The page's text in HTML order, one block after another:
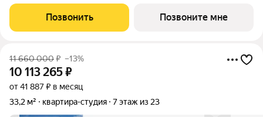
комплексе "Квартал Ивакино".Позаботились о вашем
времени, поэтому квартиры доступны с
Позвонить Позвоните мне
11 660 000₽ –13%
10 113 265₽
от 41 887 ₽ в месяц
33,2 м²
квартира-студия 7 этаж из 23